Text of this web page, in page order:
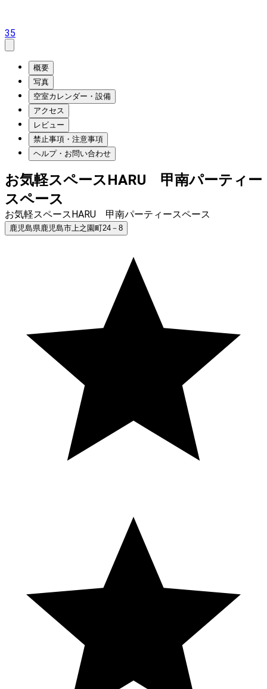
35
概要
写真
空室カレンダー・設備
アクセス
レビュー
禁止事項・注意事項
ヘルプ・お問い合わせ
お気軽スペースHARU 甲南パーティー
スペース
お気軽スペースHARU 甲南パーティースペース
鹿児島県鹿児島市上之園町24－8